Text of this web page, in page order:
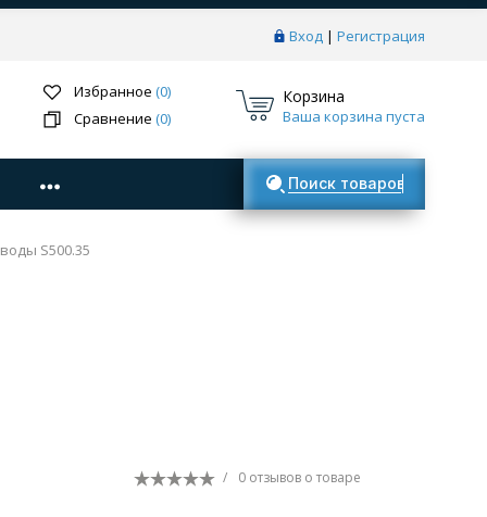
Вход | Регистрация
Избранное (0)
Сравнение (0)
Корзина
Ваша корзина пуста
Поиск товаров
S500.35
/ 0 отзывов о товаре